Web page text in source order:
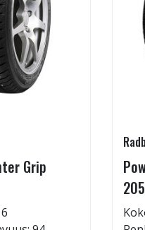
Grip